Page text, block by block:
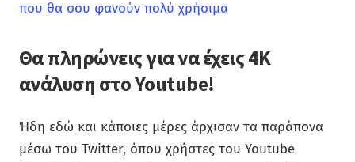
που θα σου φανούν πολύ χρήσιμα
Θα πληρώνεις για να έχεις 4K
ανάλυση στο Youtube!
Ήδη εδώ και κάποιες μέρες άρχισαν τα παράπονα
μέσω του Twitter, όπου χρήστες του Youtube